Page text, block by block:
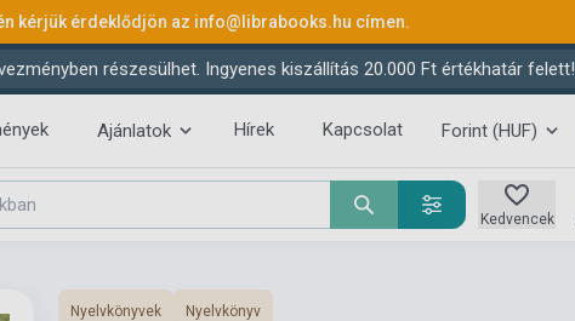
kérjük érdeklődjön az info@librabooks.hu címen.
részesülhet. Ingyenes kiszállítás 20.000 Ft értékhatár felett!
Ajánlatok Hírek Kapcsolat Forint (HUF)
Kedvencek
Nyelvkönyvek Nyelvkönyv